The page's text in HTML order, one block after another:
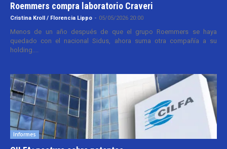
Roemmers compra laboratorio Craveri
Cristina Kroll / Florencia Lippo - 05/05/2026 20:00
Menos de un año después de que el grupo Roemmers se haya
quedado con el nacional Sidus, ahora suma otra compañía a su
holding....
Informes